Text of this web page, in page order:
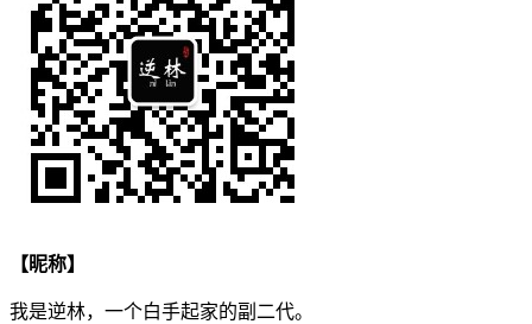
【昵称】
我是逆林，一个白手起家的副二代。